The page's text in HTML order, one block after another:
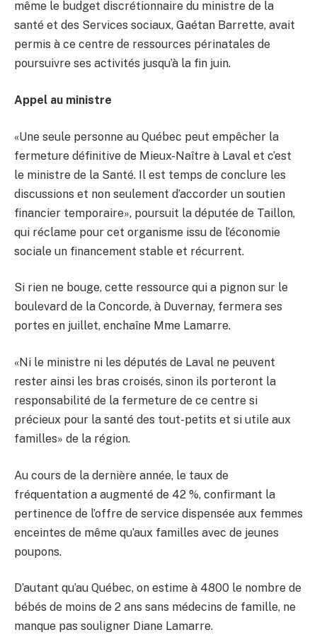
même le budget discrétionnaire du ministre de la
santé et des Services sociaux, Gaétan Barrette, avait
permis à ce centre de ressources périnatales de
poursuivre ses activités jusqu’à la fin juin.
Appel au ministre
«Une seule personne au Québec peut empêcher la
fermeture définitive de Mieux-Naître à Laval et c’est
le ministre de la Santé. Il est temps de conclure les
discussions et non seulement d’accorder un soutien
financier temporaire», poursuit la députée de Taillon,
qui réclame pour cet organisme issu de l’économie
sociale un financement stable et récurrent.
Si rien ne bouge, cette ressource qui a pignon sur le
boulevard de la Concorde, à Duvernay, fermera ses
portes en juillet, enchaîne Mme Lamarre.
«Ni le ministre ni les députés de Laval ne peuvent
rester ainsi les bras croisés, sinon ils porteront la
responsabilité de la fermeture de ce centre si
précieux pour la santé des tout-petits et si utile aux
familles» de la région.
Au cours de la dernière année, le taux de
fréquentation a augmenté de 42 %, confirmant la
pertinence de l’offre de service dispensée aux femmes
enceintes de même qu’aux familles avec de jeunes
poupons.
D’autant qu’au Québec, on estime à 4800 le nombre de
bébés de moins de 2 ans sans médecins de famille, ne
manque pas souligner Diane Lamarre.